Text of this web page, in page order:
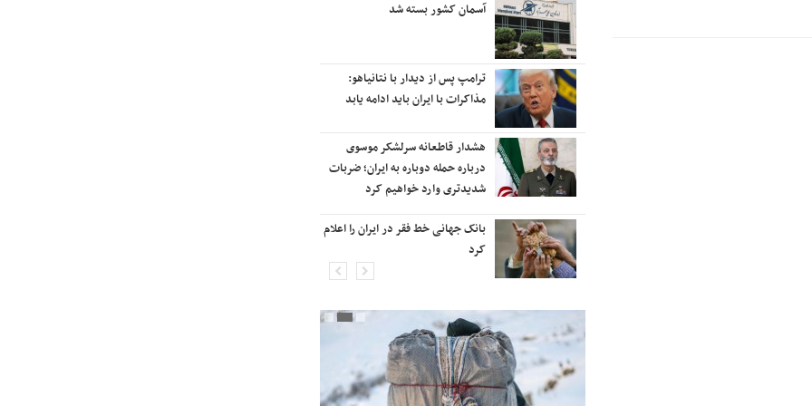
آسمان کشور بسته شد
ترامپ پس از دیدار با نتانیاهو:
مذاکرات با ایران باید ادامه یابد
هشدار قاطعانه سرلشکر موسوی
درباره حمله دوباره به ایران؛ ضربات
شدیدتری وارد خواهیم کرد
بانک جهانی خط فقر در ایران را اعلام
کرد
 